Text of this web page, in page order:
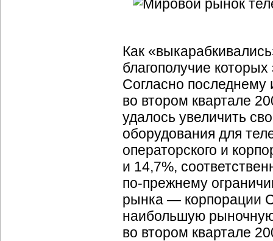
Как
благополучие
Согласно
во втором квартале
удалось увеличить
оборудования для
операторского и
и 14,7%,
по-прежнему
рынка — корпорации
наибольшую
во втором квартале